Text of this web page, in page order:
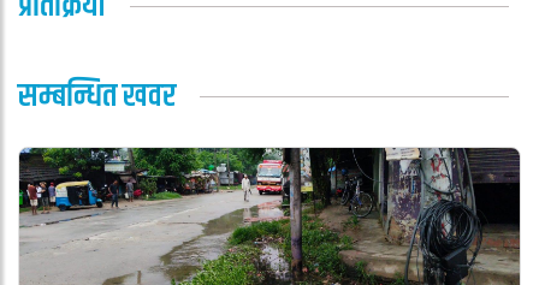
सम्बन्धित खवर